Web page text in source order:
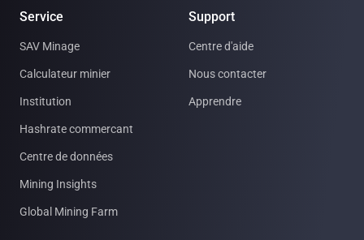
Service
SAV Minage
Calculateur minier
Institution
Hashrate commercant
Centre de données
Mining Insights
Global Mining Farm
Support
Centre d'aide
Nous contacter
Apprendre